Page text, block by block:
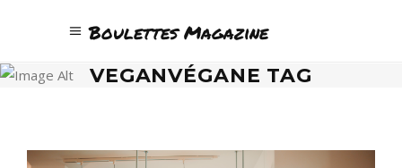
Boulettes Magazine
VEGANVÉGANE TAG